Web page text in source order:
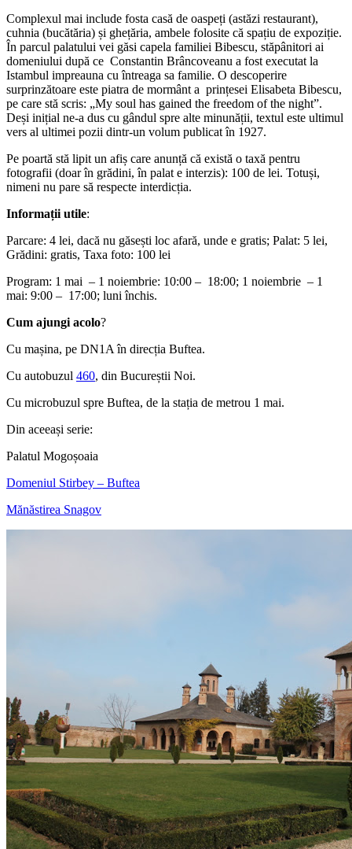
Complexul mai include fosta casă de oaspeți (astăzi restaurant),
cuhnia (bucătăria) și ghețăria, ambele folosite că spațiu de expoziție.
În parcul palatului vei găsi capela familiei Bibescu, stăpânitori ai
domeniului după ce Constantin Brâncoveanu a fost executat la
Istambul impreauna cu întreaga sa familie. O descoperire
surprinzătoare este piatra de mormânt a prințesei Elisabeta Bibescu,
pe care stă scris: „My soul has gained the freedom of the night”.
Deși inițial ne-a dus cu gândul spre alte minunății, textul este ultimul
vers al ultimei pozii dintr-un volum publicat în 1927.
Pe poartă stă lipit un afiș care anunță că există o taxă pentru
fotografii (doar în grădini, în palat e interzis): 100 de lei. Totuși,
nimeni nu pare să respecte interdicția.
Informații utile:
Parcare: 4 lei, dacă nu găsești loc afară, unde e gratis; Palat: 5 lei,
Grădini: gratis, Taxa foto: 100 lei
Program: 1 mai – 1 noiembrie: 10:00 – 18:00; 1 noiembrie – 1
mai: 9:00 – 17:00; luni închis.
Cum ajungi acolo?
Cu mașina, pe DN1A în direcția Buftea.
Cu autobuzul 460, din Bucureștii Noi.
Cu microbuzul spre Buftea, de la stația de metrou 1 mai.
Din aceeași serie:
Palatul Mogoșoaia
Domeniul Stirbey – Buftea
Mănăstirea Snagov